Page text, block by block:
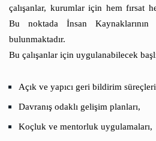
çalışanlar, kurumlar için hem fırsat
Bu noktada İnsan
bulunmaktadır.
Bu çalışanlar için uygulanabilecek
Açık ve yapıcı geri bildirim
Davranış odaklı gelişim planları,
Koçluk ve mentorluk uygulamaları,